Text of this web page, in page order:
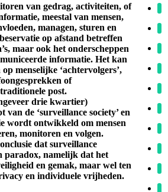
van gedrag, activiteiten, of
meestal van mensen,
managen, sturen en
op afstand betreffen
maar ook het onderscheppen
informatie. Het kan
menselijke ‘achtervolgers’,
of
post.
drie kwartier)
de ‘surveillance society’ en
wordt ontwikkeld om mensen
monitoren en volgen.
dat surveillance
paradox, namelijk dat het
en gemak, maar wel ten
en individuele vrijheden.